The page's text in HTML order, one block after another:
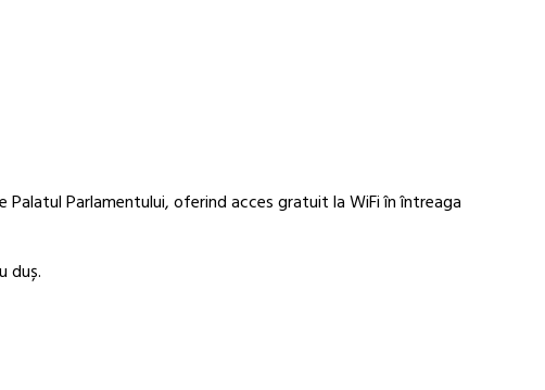
Parlamentului, oferind acces gratuit la WiFi în întreaga
duș.